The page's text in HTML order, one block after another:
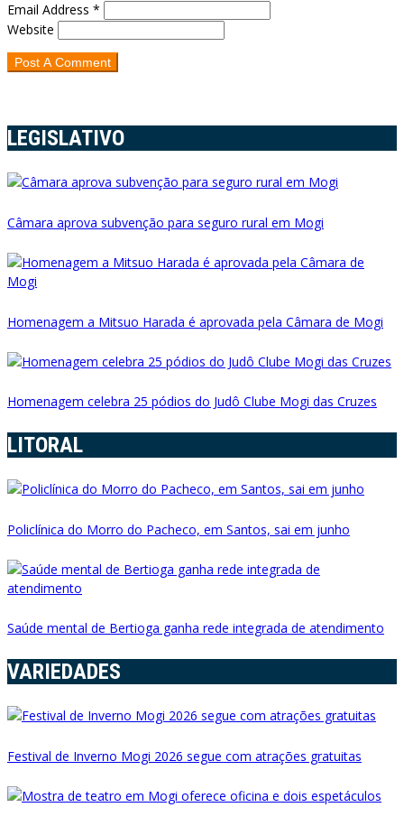
Email Address *
Website
LEGISLATIVO
Câmara aprova subvenção para seguro rural em Mogi
Homenagem a Mitsuo Harada é aprovada pela Câmara de Mogi
Homenagem celebra 25 pódios do Judô Clube Mogi das Cruzes
LITORAL
Policlínica do Morro do Pacheco, em Santos, sai em junho
Saúde mental de Bertioga ganha rede integrada de atendimento
VARIEDADES
Festival de Inverno Mogi 2026 segue com atrações gratuitas